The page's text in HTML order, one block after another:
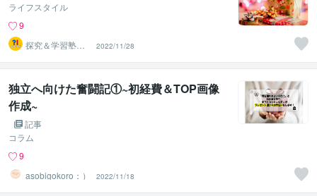
ライフスタイル
9
探究＆学習塾｜
なぜラボ
2022/11/28
独立へ向けた奮闘記①~初経費＆TOP画像
作成~
記事
コラム
9
asobigokoro：）
2022/11/18